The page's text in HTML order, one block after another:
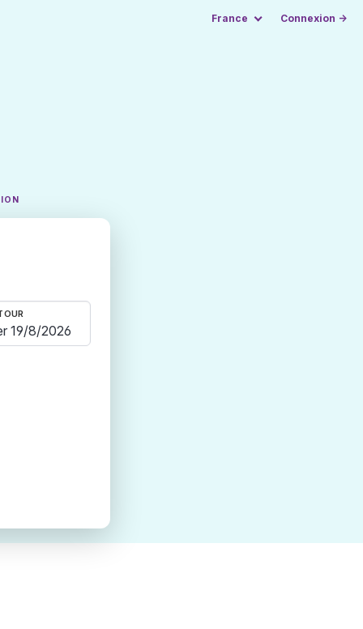
France Connexion →